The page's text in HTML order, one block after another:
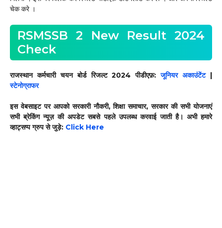
चेक करे ।
RSMSSB 2 New Result 2024
Check
राजस्थान कर्मचारी चयन बोर्ड रिजल्ट 2024 पीडीएफ़:जूनियर अकाउंटेंट|
स्टेनोग्राफर
इस वेबसाइट पर आपको सरकारी नौकरी, शिक्षा समाचार, सरकार की सभी योजनाएं
सभी ब्रेकिंग न्यूज़ की अपडेट सबसे पहले उपलब्ध करवाई जाती है। अभी हमारे
व्हाट्सप्प ग्रुप से जुड़े: Click Here